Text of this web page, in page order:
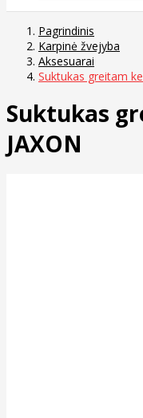
Pagrindinis
Karpinė žvejyba
Aksesuarai
Suktukas greitam
Suktukas
JAXON